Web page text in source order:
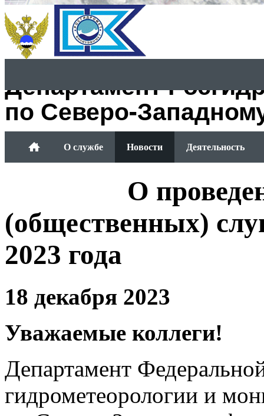
Департамент
по Северо-
О службе Новости Деятельность
О
(общественных)
2023 года
18 декабря 2023
Уважаемые коллеги!
Департамент
гидрометеорологии и